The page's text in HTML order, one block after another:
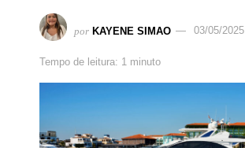
por KAYENE SIMAO 03/05/2025
Tempo de leitura: 1 minuto